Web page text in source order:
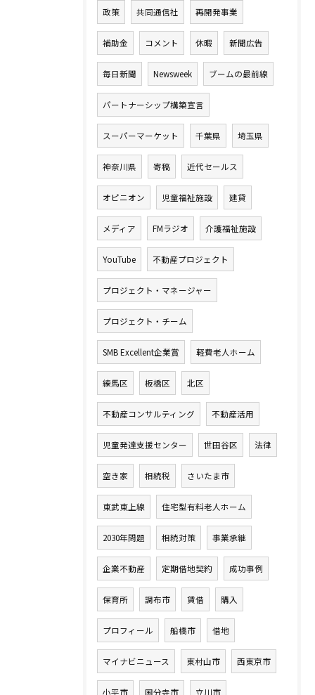
政策 共同通信社 再開発事業
補助金 コメント 休暇 新聞広告
毎日新聞 Newsweek ブームの最前線
パートナーシップ構築宣言
スーパーマーケット 千葉県 埼玉県
神奈川県 寄稿 近代セールス
オピニオン 児童福祉施設 建貸
メディア FMラジオ 介護福祉施設
YouTube 不動産プロジェクト
プロジェクト・マネージャー
プロジェクト・チーム
SMB Excellent企業賞 軽費老人ホーム
練馬区 板橋区 北区
不動産コンサルティング 不動産活用
児童発達支援センター 世田谷区 法律
空き家 相続税 さいたま市
東武東上線 住宅型有料老人ホーム
2030年問題 相続対策 事業承継
企業不動産 定期借地契約 成功事例
保育所 調布市 賃借 購入
プロフィール 船橋市 借地
マイナビニュース 東村山市 西東京市
小平市 国分寺市 立川市